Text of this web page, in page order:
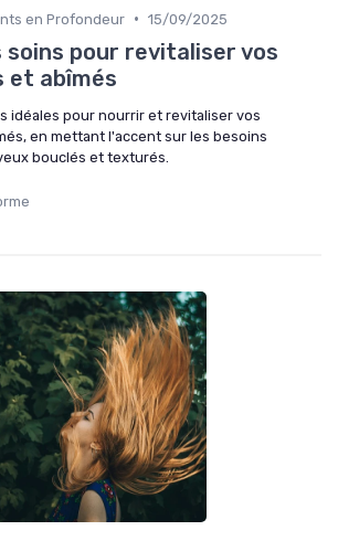
en Profondeur • 15/09/2025
soins pour revitaliser vos
et abîmés
idéales pour nourrir et revitaliser vos
en mettant l'accent sur les besoins
bouclés et texturés.